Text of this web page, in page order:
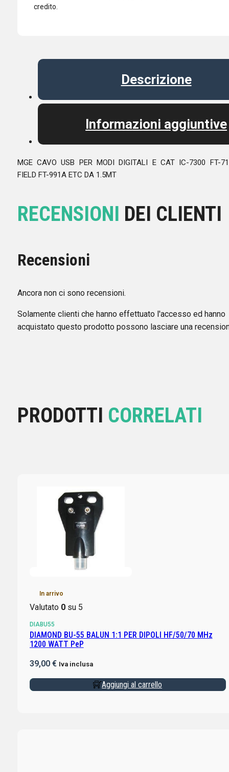
credito.
Descrizione
Informazioni aggiuntive
MGE CAVO USB PER MODI DIGITALI E CAT IC-7300 FT-
FIELD FT-991A ETC DA 1.5MT
RECENSIONI DEI CLIENTI
Recensioni
Ancora non ci sono recensioni.
Solamente clienti che hanno effettuato l'accesso ed hanno
acquistato questo prodotto possono lasciare una
PRODOTTI CORRELATI
In arrivo
Valutato 0su 5
DIABU55
DIAMOND BU-55 BALUN 1:1 PER DIPOLI HF/50/70 MHz
1200 WATT PeP
39,00 € Iva inclusa
Aggiungi al carrello